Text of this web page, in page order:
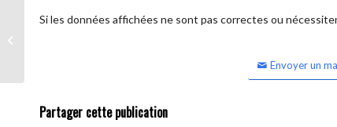
Si les données affichées ne sont pas correctes ou
Envoyer un
Partager cette publication